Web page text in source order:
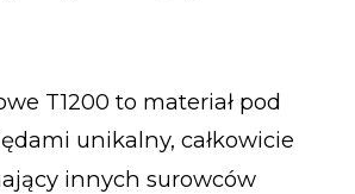
T1200 to materiał pod
unikalny, całkowicie
innych surowców